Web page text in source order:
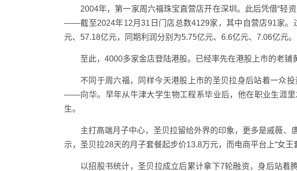
2004年，第一家周六福珠宝直营店开在深圳。此后凭借“轻
——截至2024年12月31日门店总数4129家，其中自营店91家。
元、57.18亿元，同期利润分别为5.75亿元、6.6亿元、7.06亿元。
至此，4000多家金店登陆港股。已经率先在港股上市的老铺
不同于周六福，同样今天港股上市的圣贝拉身后站着一众
——向华。早年从牛津大学生物工程系毕业后，他在职业生涯
生。
主打高端月子中心，圣贝拉留给外界的印象，更多是戚薇、
示，圣贝拉28天的月子套餐起步价13.8万元，而电商平台上“女王
以招股书统计，圣贝拉成立后累计拿下7轮融资，身后站着